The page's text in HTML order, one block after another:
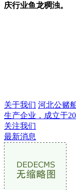
庆行业鱼龙稠浊。
关于我们 河北公赌
生产企业，成立于
关注我们
最新消息